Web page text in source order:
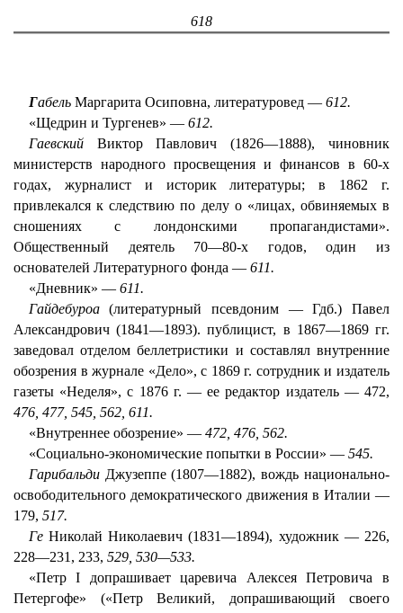
618
Габель Маргарита Осиповна, литературовед — 612.
«Щедрин и Тургенев» — 612.
Гаевский Виктор Павлович (1826—1888), чиновник
министерств народного просвещения и финансов в 60-х
годах, журналист и историк литературы; в 1862 г.
привлекался к следствию по делу о «лицах, обвиняемых в
сношениях с лондонскими пропагандистами».
Общественный деятель 70—80-х годов, один из
основателей Литературного фонда — 611.
«Дневник» — 611.
Гайдебуроа(литературный псевдоним — Гдб.) Павел
Александрович (1841—1893). публицист, в 1867—1869 гг.
заведовал отделом беллетристики и составлял внутренние
обозрения в журнале «Дело», с 1869 г. сотрудник и издатель
газеты «Неделя», с 1876 г. — ее редактор издатель — 472,
476, 477, 545, 562, 611.
«Внутреннее обозрение» — 472, 476, 562.
«Социально-экономические попытки в России» — 545.
Гарибальди Джузеппе (1807—1882), вождь национально-
освободительного демократического движения в Италии —
179, 517.
Ге Николай Николаевич (1831—1894), художник — 226,
228—231, 233, 529, 530—533.
«Петр I допрашивает царевича Алексея Петровича в
Петергофе» («Петр Великий, допрашивающий своего